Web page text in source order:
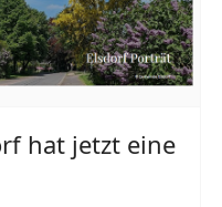
hat jetzt eine